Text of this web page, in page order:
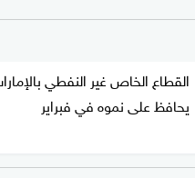
القطاع الخاص غير النفطي
يحافظ على نموه في فبراير